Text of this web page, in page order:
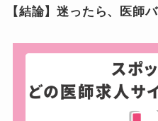
【結論】迷ったら、医師